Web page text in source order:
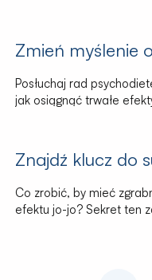
Zmień myślenie
Posłuchaj rad
jak osiągnąć trwałe
Znajdź klucz do
Co zrobić, by mieć
efektu jo-jo? Sekret ten